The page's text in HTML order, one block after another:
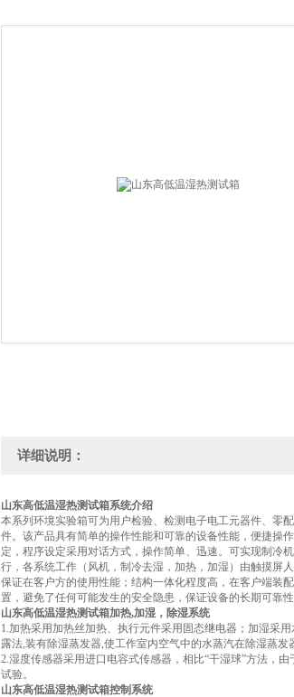
详细说明：
山东高低温湿热测试箱系统介绍
本系列环境实验箱可为用户检验、检测电子电工元器件、零
件。该产品具有简单的操作性能和可靠的设备性能，便捷操
定，程序设定采用对话方式，操作简单、迅速。可实现制冷
行，各系统工作（风机，制冷去湿，加热，加湿）由触摸屏
保证在客户方的使用性能；结构一体化程度高，在客户端装
置，避免了任何可能发生的安全隐患，保证设备的长期可靠
山东高低温湿热测试箱加热,加湿，除湿系统
1.加热采用加热丝加热、执行元件采用固态继电器；加湿采
露法,装有除湿蒸发器,使工作室内空气中的水蒸汽在除湿蒸发
2.湿度传感器采用进口电容式传感器，相比“干湿球”方法，
试验。
山东高低温湿热测试箱控制系统